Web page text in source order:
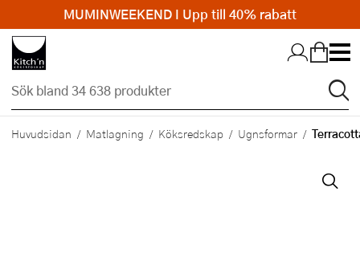
Hopp till huvudinnehållet
Huvudsidan Matlagning Köksredskap Ugnsformar
MUMINWEEKEND I Upp till 40% rabatt